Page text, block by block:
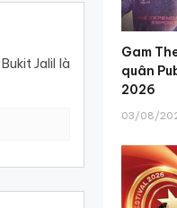
Jalil là
Gam
quân
2026
03/08/